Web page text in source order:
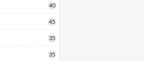
40
45
35
35